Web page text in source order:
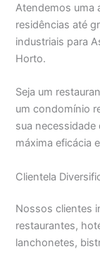
Atendemos uma
residências até
industriais para
Horto.
Seja um
um condomínio
sua necessidade
máxima eficácia
Clientela
Nossos clientes
restaurantes,
lanchonetes,